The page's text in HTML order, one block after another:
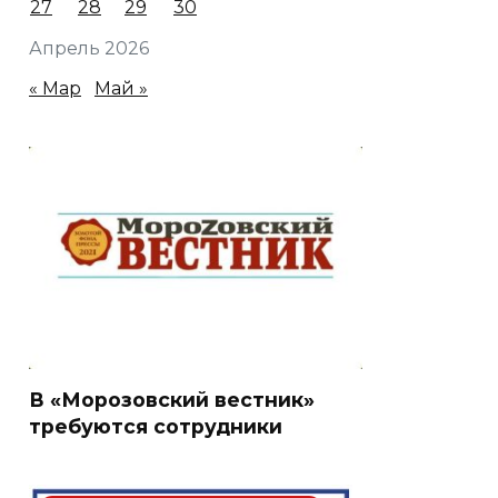
Апрель 2026
27
28 29 30
« Мар Май »
В «Морозовский вестник»
требуются сотрудники